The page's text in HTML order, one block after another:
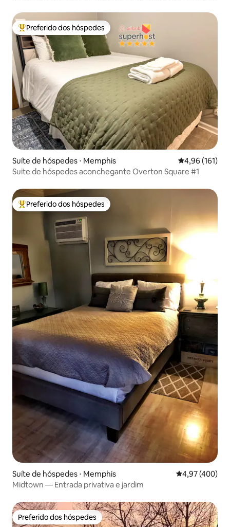
Entre os melhores preferidos dos hóspedes
Preferido dos hóspedes
Suíte de hóspedes ⋅ Memphis 4,96 de uma
4,96 (161)
Suite de hóspedes aconchegante Overton Square #1
Entre os melhores preferidos dos hóspedes
Preferido dos hóspedes
Suíte de hóspedes ⋅ Memphis 4,97 de uma
4,97 (400)
Midtown — Entrada privativa e jardim
Preferido dos hóspedes
Preferido dos hóspedes